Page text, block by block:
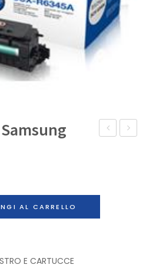
AL CARRELLO
E CARTUCCE